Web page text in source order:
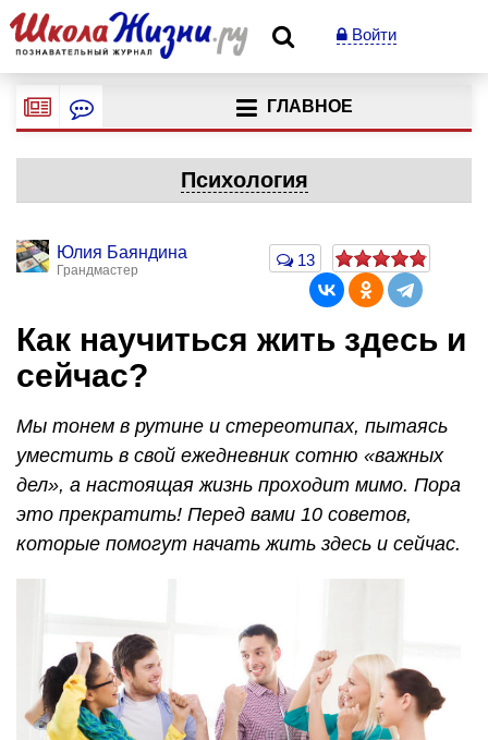
Войти
ГЛАВНОЕ
Психология
Юлия Баяндина
Грандмастер
13
Как научиться жить здесь и
сейчас?
Мы тонем в рутине и стереотипах, пытаясь
уместить в свой ежедневник сотню «важных
дел», а настоящая жизнь проходит мимо. Пора
это прекратить! Перед вами 10 советов,
которые помогут начать жить здесь и сейчас.